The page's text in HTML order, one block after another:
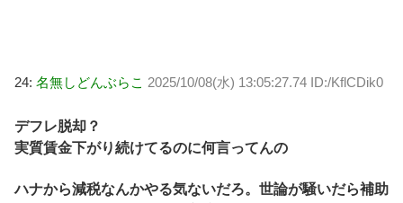
24: 名無しどんぶらこ 2025/10/08(水) 13:05:27.74 ID:/KflCDik0
デフレ脱却？
実質賃金下がり続けてるのに何言ってんの
ハナから減税なんかやる気ないだろ。世論が騒いだら補助